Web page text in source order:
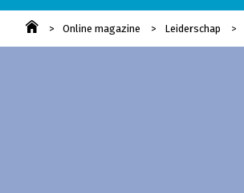
Online magazine Leiderschap